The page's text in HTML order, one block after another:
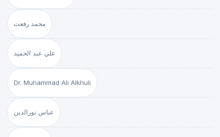
محمد رفعت
علي عبد الحميد
Dr. Muhammad Ali Alkhuli
عباس نورالدين